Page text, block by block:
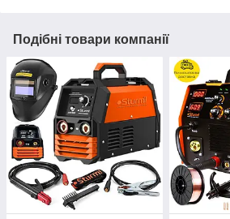
Подібні товари компанії